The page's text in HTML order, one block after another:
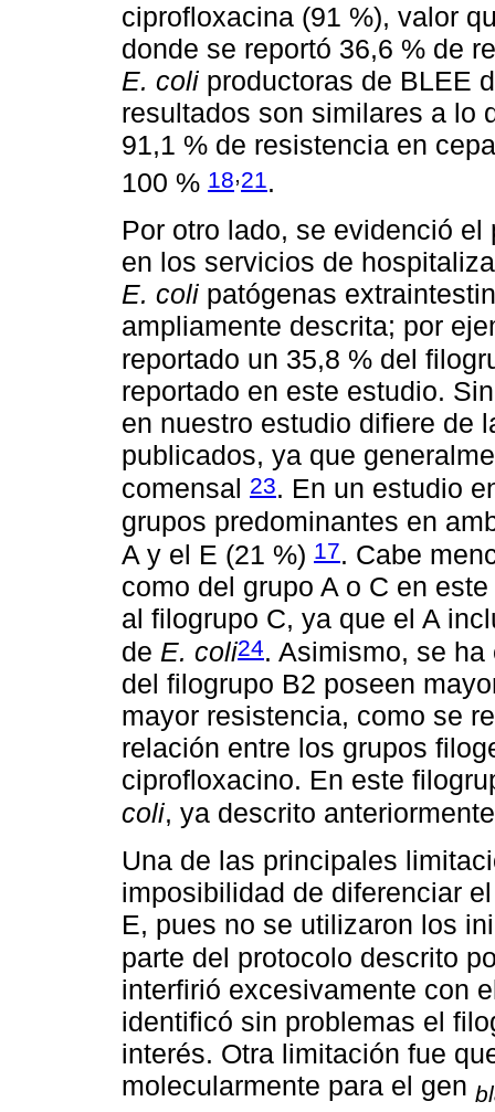
ciprofloxacina (91 %), valor
donde se reportó 36,6 % de
E. coli productoras de BLEE
resultados son similares a lo
91,1 % de resistencia en
100 % 18,21 .
Por otro lado, se evidenció
en los servicios de
E. coli patógenas
ampliamente descrita; por
reportado un 35,8 % del
reportado en este estudio.
en nuestro estudio difiere de
publicados, ya que
comensal 23. En un estudio
grupos predominantes en
A y el E (21 %) 17. Cabe
como del grupo A o C en
al filogrupo C, ya que el A
de E. coli24. Asimismo, se
del filogrupo B2 poseen
mayor resistencia, como se
relación entre los grupos
ciprofloxacino. En este
coli, ya descrito
Una de las principales
imposibilidad de diferenciar
E, pues no se utilizaron los
parte del protocolo descrito
interfirió excesivamente con
identificó sin problemas el
interés. Otra limitación fue
molecularmente para el gen